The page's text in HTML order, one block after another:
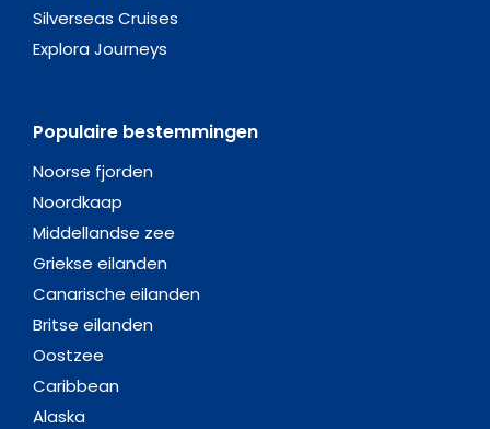
Silverseas Cruises
Explora Journeys
Populaire bestemmingen
Noorse fjorden
Noordkaap
Middellandse zee
Griekse eilanden
Canarische eilanden
Britse eilanden
Oostzee
Caribbean
Alaska